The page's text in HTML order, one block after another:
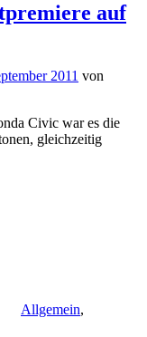
auf
2011 von
Civic war es die
gleichzeitig
Allgemein,